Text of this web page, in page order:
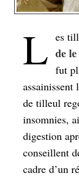
L es
de
fut
assainissent
de tilleul
insomnies,
digestion
conseillent
cadre d’un